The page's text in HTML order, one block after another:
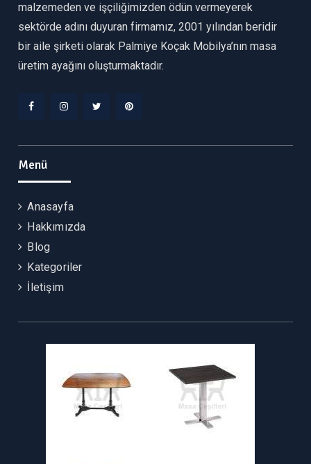
malzemeden ve işçiliğimizden ödün vermeyerek
sektörde adını duyuran firmamız, 2001 yılından beridir
bir aile şirketi olarak Palmiye Koçak Mobilya’nın masa
üretim ayağını oluşturmaktadır.
Menü
Anasayfa
Hakkımızda
Blog
Kategoriler
İletişim